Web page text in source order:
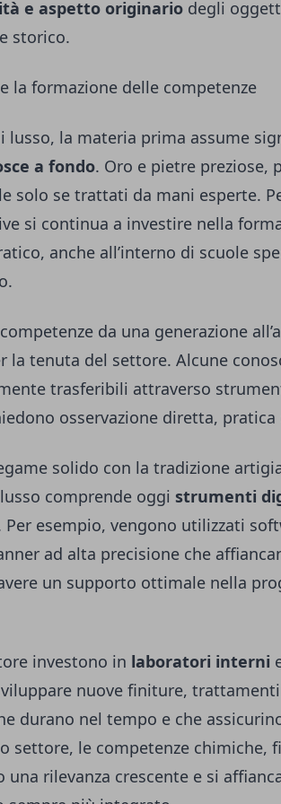
e aspetto originario degli
storico.
la formazione delle competenze
lusso, la materia prima assume
a fondo. Oro e pietre preziose,
solo se trattati da mani esperte.
si continua a investire nella
anche all’interno di scuole
da una generazione
la tenuta del settore. Alcune
trasferibili attraverso
osservazione diretta, pratica
solido con la tradizione
comprende oggi strumenti
Per esempio, vengono utilizzati
ad alta precisione che
un supporto ottimale nella
investono in laboratori interni
nuove finiture,
durano nel tempo e che
settore, le competenze chimiche,
rilevanza crescente e si